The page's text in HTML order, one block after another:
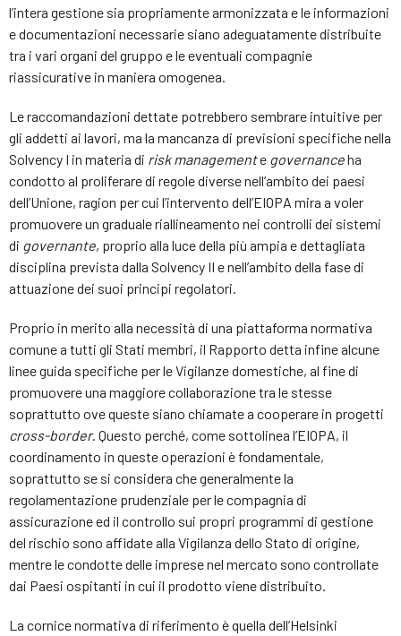
l’intera gestione sia propriamente armonizzata e le informazioni
e documentazioni necessarie siano adeguatamente distribuite
tra i vari organi del gruppo e le eventuali compagnie
riassicurative in maniera omogenea.
Le raccomandazioni dettate potrebbero sembrare intuitive per
gli addetti ai lavori, ma la mancanza di previsioni specifiche nella
Solvency I in materia di riskmanagemente governanceha
condotto al proliferare di regole diverse nell’ambito dei paesi
dell’Unione, ragion per cui l’intervento dell’EIOPA mira a voler
promuovere un graduale riallineamento nei controlli dei sistemi
di governante, proprio alla luce della più ampia e dettagliata
disciplina prevista dalla Solvency II e nell’ambito della fase di
attuazione dei suoi principi regolatori.
Proprio in merito alla necessità di una piattaforma normativa
comune a tutti gli Stati membri, il Rapporto detta infine alcune
linee guida specifiche per le Vigilanze domestiche, al fine di
promuovere una maggiore collaborazione tra le stesse
soprattutto ove queste siano chiamate a cooperare in progetti
cross-border. Questo perché, come sottolinea l’EIOPA, il
coordinamento in queste operazioni è fondamentale,
soprattutto se si considera che generalmente la
regolamentazione prudenziale per le compagnia di
assicurazione ed il controllo sui propri programmi di gestione
del rischio sono affidate alla Vigilanza dello Stato di origine,
mentre le condotte delle imprese nel mercato sono controllate
dai Paesi ospitanti in cui il prodotto viene distribuito.
La cornice normativa di riferimento è quella dell’Helsinki